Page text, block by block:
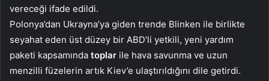
vereceği ifade edildi.
Polonya’dan Ukrayna’ya giden trende Blinken ile birlikte
seyahat eden üst düzey bir ABD’li yetkili, yeni yardım
paketi kapsamında toplar ile hava savunma ve uzun
menzilli füzelerin artık Kiev’e ulaştırıldığını dile getirdi.